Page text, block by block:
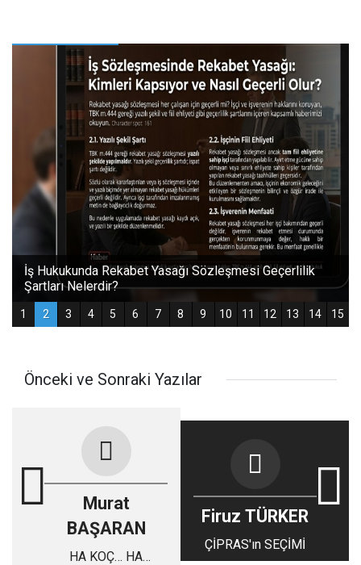
Önceki ve Sonraki Yazılar
Murat
BAŞARAN
HA KOÇ… HA
Firuz TÜRKER
ÇİPRAS'ın SEÇİMİ